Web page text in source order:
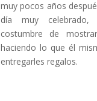
muy pocos años
día muy celebrado,
costumbre de
haciendo lo que él
entregarles regalos.